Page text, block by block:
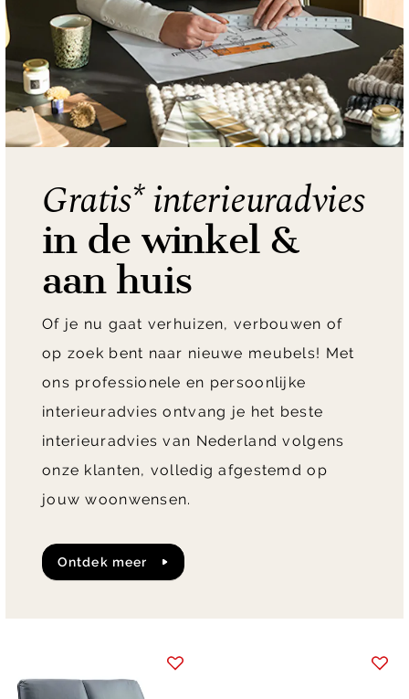
Gratis* interieuradvies
in de winkel &
aan huis
Of je nu gaat verhuizen, verbouwen of
op zoek bent naar nieuwe meubels! Met
ons professionele en persoonlijke
interieuradvies ontvang je het beste
interieuradvies van Nederland volgens
onze klanten, volledig afgestemd op
jouw woonwensen.
ontdek meer